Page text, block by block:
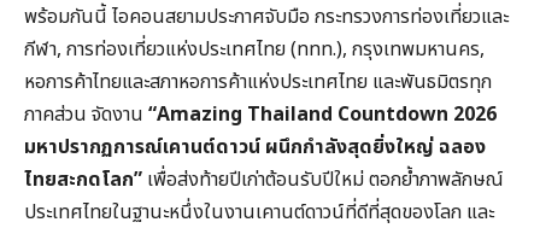
พร้อมกันนี้ ไอคอนสยามประกาศจับมือ กระทรวงการท่องเที่ยวและ
กีฬา, การท่องเที่ยวแห่งประเทศไทย (ททท.), กรุงเทพมหานคร,
หอการค้าไทยและสภาหอการค้าแห่งประเทศไทย และพันธมิตรทุก
ภาคส่วน จัดงาน “Amazing Thailand Countdown 2026
มหาปรากฏการณ์เคานต์ดาวน์ ผนึกกำลังสุดยิ่งใหญ่ ฉลอง
ไทยสะกดโลก” เพื่อส่งท้ายปีเก่าต้อนรับปีใหม่ ตอกย้ำภาพลักษณ์
ประเทศไทยในฐานะหนึ่งในงานเคานต์ดาวน์ที่ดีที่สุดของโลก และ